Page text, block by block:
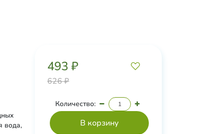
вода,
493 ₽
626 ₽
Количество: